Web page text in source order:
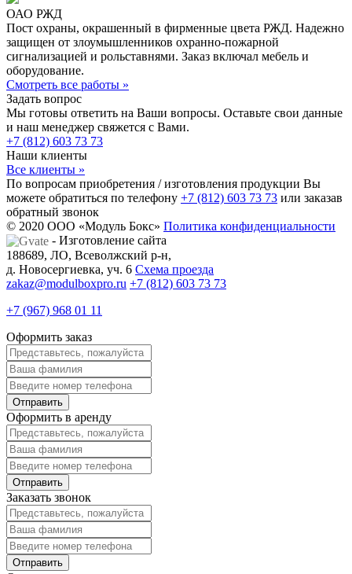
ОАО РЖД
Пост охраны, окрашенный в фирменные цвета РЖД. Надежно
защищен от злоумышленников охранно-пожарной
сигнализацией и рольставнями. Заказ включал мебель и
оборудование.
Смотреть все работы »
Задать вопрос
Мы готовы ответить на Ваши вопросы. Оставьте свои данные
и наш менеджер свяжется с Вами.
+7 (812) 603 73 73
Наши клиенты
Все клиенты »
По вопросам приобретения / изготовления продукции Вы
можете обратиться по телефону +7 (812) 603 73 73 или заказав
обратный звонок
© 2020 ООО «Модуль Бокс» Политика конфиденциальности
- Изготовление сайта
188689, ЛО, Всеволжский р-н,
д. Новосергиевка, уч. 6 Схема проезда
zakaz@modulboxpro.ru +7 (812) 603 73 73
+7 (967) 968 01 11
Оформить заказ
Оформить в аренду
Заказать звонок